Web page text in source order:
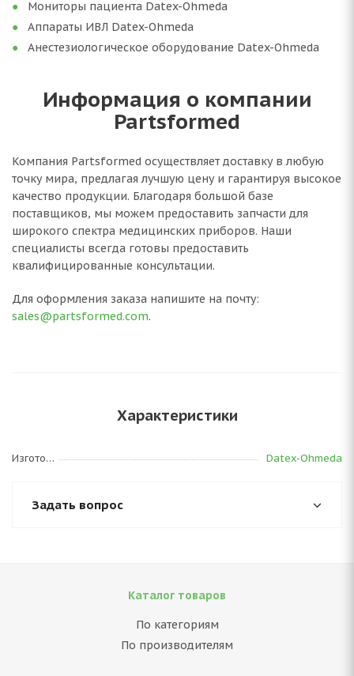
Мониторы пациента Datex-Ohmeda
Аппараты ИВЛ Datex-Ohmeda
Анестезиологическое оборудование Datex-Ohmeda
Информация о компании
Partsformed
Компания Partsformed осуществляет доставку в любую
точку мира, предлагая лучшую цену и гарантируя высокое
качество продукции. Благодаря большой базе
поставщиков, мы можем предоставить запчасти для
широкого спектра медицинских приборов. Наши
специалисты всегда готовы предоставить
квалифицированные консультации.
Для оформления заказа напишите на почту:
sales@partsformed.com.
Характеристики
Изготовитель Datex-Ohmeda
Задать вопрос
Каталог товаров
По категориям
По производителям